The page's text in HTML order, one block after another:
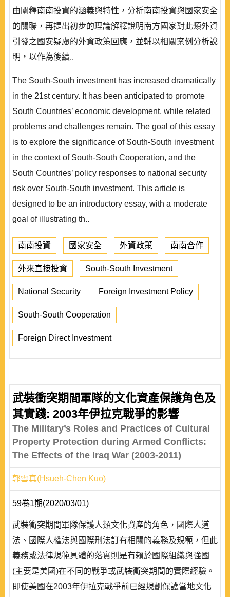
由闡釋南南投資的涵義與特性，分析南南投資與國家安全
的關聯，再提出初步的理論解釋說明南方國家對此類外資
引發之國安疑慮的外資政策回應，並輔以相關案例分析說
明，以作為後續..
The South-South investment has increased dramatically
in the 21st century. It has been anticipated to promote
South Countries’ economic development, while related
problems and challenges remain. The goal of this essay
is to explore the significance of South-South investment
in the context of South-South Cooperation, and the
South Countries’ policy responses to national security
risk over South-South investment. This article is
designed to be an introductory essay, with a moderate
goal of illustrating th..
南南投資 國家安全 外資政策 南南合作
外來直接投資 South-South Investment
National Security Foreign Investment Policy
South-South Cooperation
Foreign Direct Investment
武裝衝突期間軍隊的文化資產保護角色及
其實踐: 2003年伊拉克戰爭的影響
The Military’s Roles and Practices of Cultural
Property Protection during Armed Conflicts:
The Effects of the Iraq War (2003-2011)
郭雪真(Hsueh-Chen Kuo)
59卷1期(2020/03/01)
武裝衝突期間軍隊保護人類文化資產的角色，國際人道
法、國際人權法與國際刑法訂有相關的義務及規範，但此
義務或法律規範具體的落實則是有賴於國際組織與強國
(主要是美國)在不同的戰爭或武裝衝突期間的實際經驗。
即使美國在2003年伊拉克戰爭前已經規劃保護當地文化